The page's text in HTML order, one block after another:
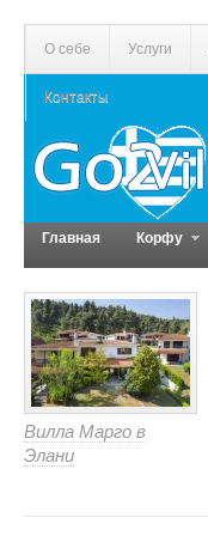
О себе Услуги
Контакты
Главная Корфу
Вилла Марго в
Элани